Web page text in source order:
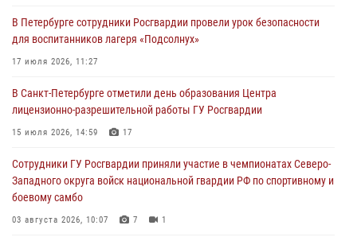
Сотрудники и военнослужащие Росгвардии обеспечили
правопорядок при проведении матча "Зенит" - "Балтика"
06 августа 2026, 07:30
В Выборгском районе наряд Росгвардии обнаружил
разыскиваемый преступный автотранспорт
05 августа 2026, 12:25 2
Петербургские росгвардейцы обнаружили объявленный в розыск
автомобиль, ранее использовавшийся при совершении кражи в
Ленобласти
04 августа 2026, 14:05
В Петербурге сотрудники Росгвардии провели урок безопасности
для воспитанников лагеря «Подсолнух»
17 июля 2026, 11:27
В Санкт-Петербурге отметили день образования Центра
лицензионно-разрешительной работы ГУ Росгвардии
15 июля 2026, 14:59 17
Сотрудники ГУ Росгвардии приняли участие в чемпионатах Северо-
Западного округа войск национальной гвардии РФ по спортивному и
боевому самбо
03 августа 2026, 10:07 7 1